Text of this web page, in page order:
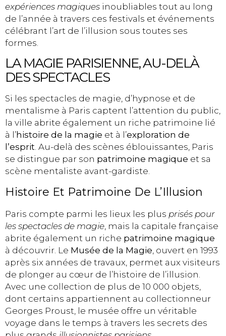
expériences magiques inoubliables tout au long
de l’année à travers ces festivals et événements
célébrant l’art de l’illusion sous toutes ses
formes.
LA MAGIE PARISIENNE, AU-DELÀ
DES SPECTACLES
Si les spectacles de magie, d’hypnose et de
mentalisme à Paris captent l’attention du public,
la ville abrite également un riche patrimoine lié
à l’histoire de la magie et à l’exploration de
l’esprit. Au-delà des scènes éblouissantes, Paris
se distingue par son patrimoine magique et sa
scène mentaliste avant-gardiste.
Histoire Et Patrimoine De L’Illusion
Paris compte parmi les lieux les plus prisés pour
les spectacles de magie , mais la capitale française
abrite également un riche patrimoine magique
à découvrir. Le Musée de la Magie , ouvert en 1993
après six années de travaux, permet aux visiteurs
de plonger au cœur de l’histoire de l’illusion.
Avec une collection de plus de 10 000 objets,
dont certains appartiennent au collectionneur
Georges Proust, le musée offre un véritable
voyage dans le temps à travers les secrets des